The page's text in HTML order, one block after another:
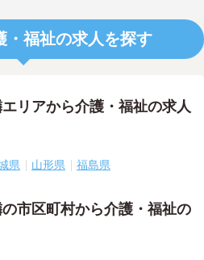
・福祉の求人を探す
リアから介護・福祉の求人
県 山形県 福島県
市区町村から介護・福祉の